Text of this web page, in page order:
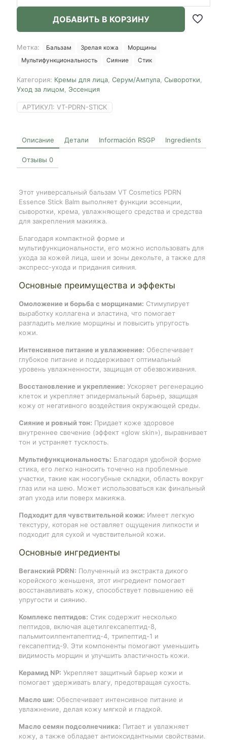
Описание Детали Información RSGP Ingredients
Отзывы 0
Этот универсальный бальзам VT Cosmetics PDRN
Essence Stick Balm выполняет функции эссенции,
сыворотки, крема, увлажняющего средства и средства
для закрепления макияжа.
Благодаря компактной форме и
мультифункциональности, его можно использовать для
ухода за кожей лица, шеи и зоны декольте, а также для
экспресс-ухода и придания сияния.
Основные преимущества и эффекты
Омоложение и борьба с морщинами: Стимулирует
выработку коллагена и эластина, что помогает
разгладить мелкие морщины и повысить упругость
кожи.
Интенсивное питание и увлажнение: Обеспечивает
глубокое питание и поддерживает оптимальный
уровень увлажненности, защищая от обезвоживания.
Восстановление и укрепление: Ускоряет регенерацию
клеток и укрепляет эпидермальный барьер, защищая
кожу от негативного воздействия окружающей среды.
Сияние и ровный тон: Придает коже здоровое
внутреннее свечение (эффект «glow skin»), выравнивает
тон и устраняет тусклость.
Мультифункциональность: Благодаря удобной форме
стика, его легко наносить точечно на проблемные
участки, такие как носогубные складки, область вокруг
глаз или на шею. Может использоваться как финальный
этап ухода или поверх макияжа.
Подходит для чувствительной кожи: Имеет легкую
текстуру, которая не оставляет ощущения липкости и
подходит для сухой и чувствительной кожи.
Основные ингредиенты
Веганский PDRN: Полученный из экстракта дикого
корейского женьшеня, этот ингредиент помогает
восстанавливать кожу, способствует повышению её
упругости и сиянию.
Комплекс пептидов: Стик содержит несколько
пептидов, включая ацетилгексапептид-8,
пальмитоилпентапептид-4, трипептид-1 и
гексапептид-9. Эти компоненты помогают уменьшить
видимость морщин и улучшить эластичность кожи.
Керамид NP: Укрепляет защитный барьер кожи и
помогает удерживать влагу, предотвращая сухость.
Масло ши: Обеспечивает интенсивное питание и
увлажнение, делая кожу мягкой и гладкой.
Масло семян подсолнечника: Питает и увлажняет
кожу, а также обладает антиоксидантными свойствами.
Essence
Balm,
9.5g
ДОБАВИТЬ В КОРЗИНУ
Метка: Бальзам Зрелая кожа
Морщины
Мультифункциональность
Сияние Стик
Категория: Кремы для лица Серум/Ампула Сыворотки
Уход за лицом
Эссенция
АРТИКУЛ: VT-PDRN-STICK